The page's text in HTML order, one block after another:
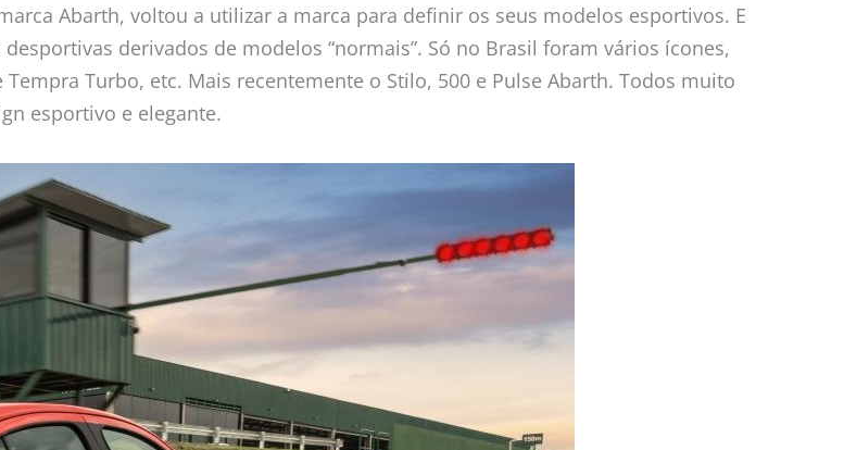
Abarth, voltou a utilizar a marca para definir os seus modelos esportivos. E
derivados de modelos “normais”. Só no Brasil foram vários ícones,
Turbo, etc. Mais recentemente o Stilo, 500 e Pulse Abarth. Todos muito
esportivo e elegante.